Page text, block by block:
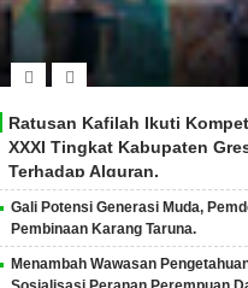
Ratusan Kafilah Ikuti
XXXI Tingkat Kabupaten
Terhadap Alquran.
Gali Potensi Generasi Muda,
Pembinaan Karang Taruna.
Menambah Wawasan